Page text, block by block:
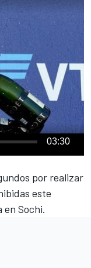
03:30
por realizar
este
en Sochi.